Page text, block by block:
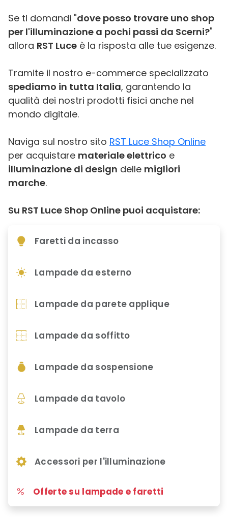
Se ti domandi "dove posso trovare uno shop
per l'illuminazione a pochi passi da Scerni?"
allora RST Luce è la risposta alle tue esigenze.
Tramite il nostro e-commerce specializzato
spediamo in tutta Italia, garantendo la
qualità dei nostri prodotti fisici anche nel
mondo digitale.
Naviga sul nostro sito RST Luce Shop Online
per acquistare materiale elettrico e
illuminazione di design delle migliori
marche.
Su RST Luce Shop Online puoi acquistare:
Faretti da incasso
Lampade da esterno
Lampade da parete applique
Lampade da soffitto
Lampade da sospensione
Lampade da tavolo
Lampade da terra
Accessori per l'illuminazione
Offerte su lampade e faretti